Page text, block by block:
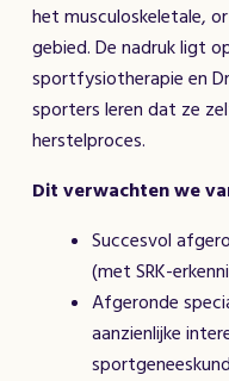
het musculoskeletale,
gebied. De nadruk ligt
sportfysiotherapie en
sporters leren dat ze
herstelproces.
Dit verwachten we
Succesvol
(met SRK-
Afgeronde
aanzienlijke